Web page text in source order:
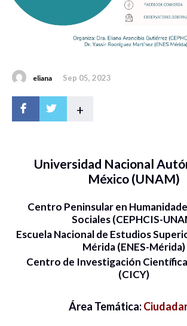
eliana Sep 05, 2023
+
Universidad Nacional
México (UNAM)
Centro Peninsular en
Sociales (CEPHCIS-
Escuela Nacional de Estudios
Mérida (ENES-Mérida)
Centro de Investigación
(CICY)
Área Temática: